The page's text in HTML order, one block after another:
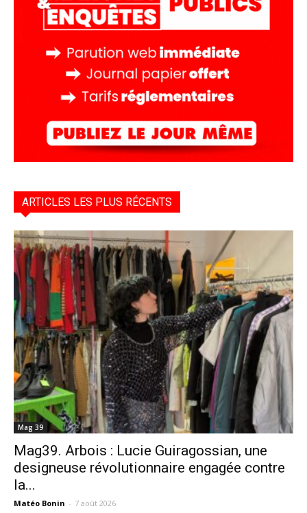
ARTICLES LES PLUS RÉCENTS
Mag 39
Mag39. Arbois : Lucie Guiragossian, une
designeuse révolutionnaire engagée contre
la...
Matéo Bonin - 7 août 2026